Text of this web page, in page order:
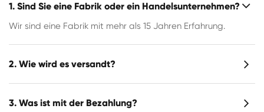
1. Sind Sie eine Fabrik oder ein Handelsunternehmen?
Wir sind eine Fabrik mit mehr als 15 Jahren Erfahrung.
2. Wie wird es versandt?
3. Was ist mit der Bezahlung?